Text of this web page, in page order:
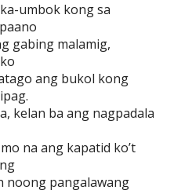
umbok kong sa
gabing malamig,
ang bukol kong
kelan ba ang nagpadala
na ang kapatid ko’t
noong pangalawang